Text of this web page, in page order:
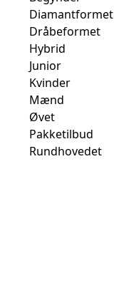
Diamantformet
Dråbeformet
Hybrid
Junior
Kvinder
Mænd
Øvet
Pakketilbud
Rundhovedet